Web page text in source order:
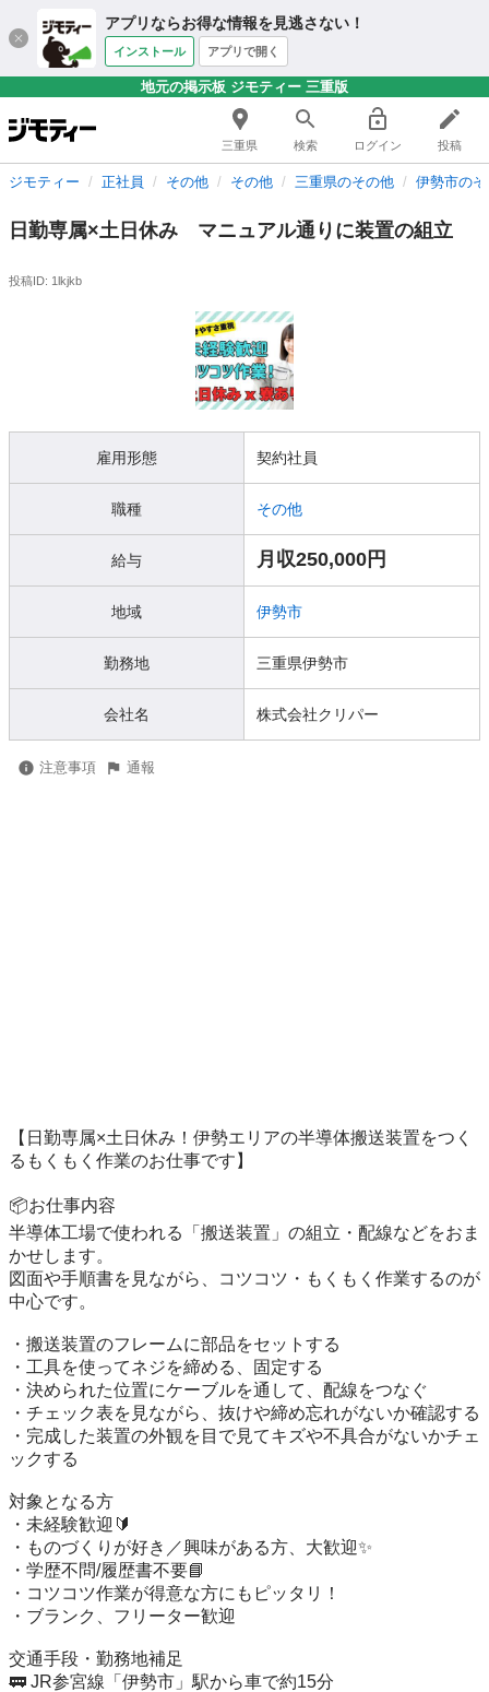
アプリならお得な情報を見逃さない！
インストール アプリで開く
地元の掲示板 ジモティー 三重版
三重県 検索 ログイン 投稿
ジモティー 正社員 その他 その他 三重県のその他 伊勢市の
日勤専属×土日休み マニュアル通りに装置の組立
投稿ID: 1lkjkb
雇用形態 契約社員
職種 その他
給与 月収250,000円
地域 伊勢市
勤務地 三重県伊勢市
会社名 株式会社クリパー
注意事項 通報
【日勤専属×土日休み！伊勢エリアの半導体搬送装置をつく
るもくもく作業のお仕事です】
📦お仕事内容
半導体工場で使われる「搬送装置」の組立・配線などをおま
かせします。
図面や手順書を見ながら、コツコツ・もくもく作業するのが
中心です。
・搬送装置のフレームに部品をセットする
・工具を使ってネジを締める、固定する
・決められた位置にケーブルを通して、配線をつなぐ
・チェック表を見ながら、抜けや締め忘れがないか確認する
・完成した装置の外観を目で見てキズや不具合がないかチェ
ックする
対象となる方
・未経験歓迎🔰
・ものづくりが好き／興味がある方、大歓迎✨
・学歴不問/履歴書不要📘
・コツコツ作業が得意な方にもピッタリ！
・ブランク、フリーター歓迎
交通手段・勤務地補足
🚃 JR参宮線「伊勢市」駅から車で約15分